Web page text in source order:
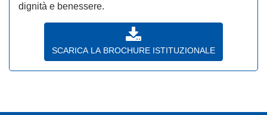
dignità e benessere.
SCARICA LA BROCHURE ISTITUZIONALE